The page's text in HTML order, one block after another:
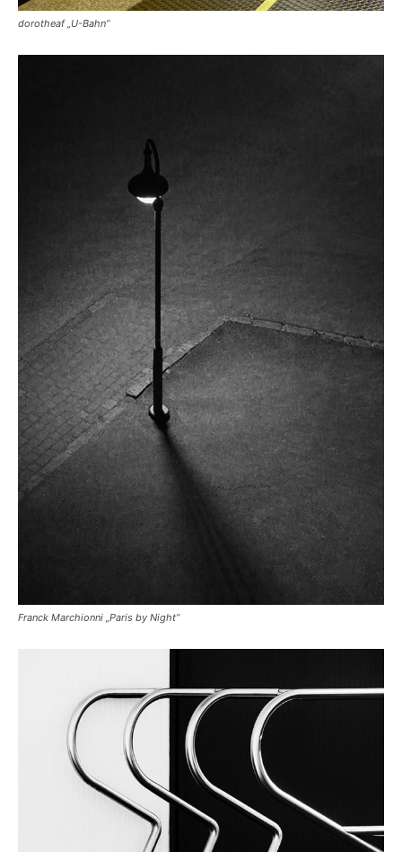
dorotheaf „U-Bahn“
Franck Marchionni „Paris by Night“